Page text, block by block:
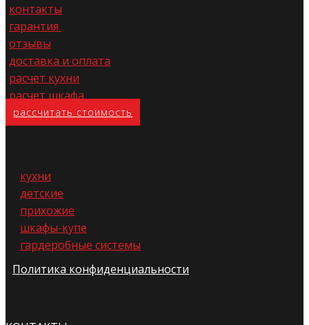
контакты
гарантия
отзывы
доставка и оплата
расчет кухни
расчет шкафа
расс​читать стоимость
кухни
детские
прихожие
шкафы-купе
гардеробные системы
Политика конфиденциальности